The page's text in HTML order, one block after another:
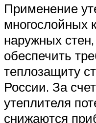
Применение
многослойных
наружных
обеспечить
теплозащиту
России. За
утеплителя
снижаются